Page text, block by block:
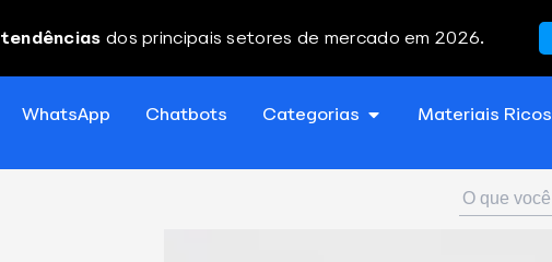
tendências dos principais setores de mercado em 2026.
WhatsApp Chatbots Categorias Materiais Ricos